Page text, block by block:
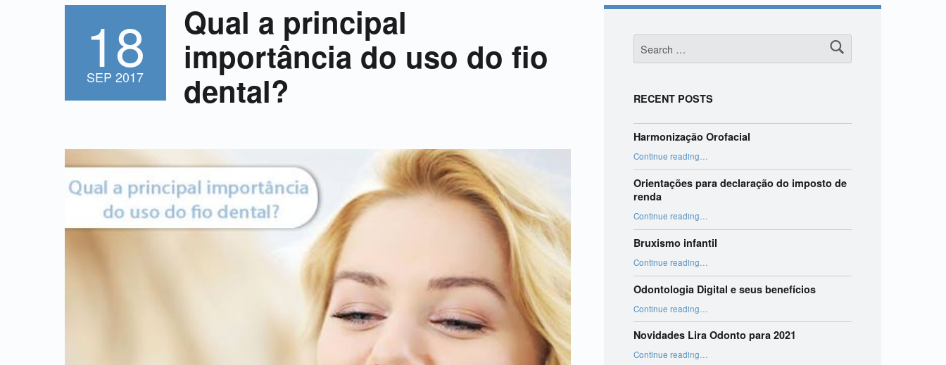
Qual a principal
importância do uso do fio
dental?
18
SEP 2017
Search for:
RECENT POSTS
Harmonização Orofacial
Continue reading …
Orientações para declaração do imposto de
renda
Continue reading“Orientações para declaração do imposto de renda”
…
Bruxismo infantil
Continue reading …
Odontologia Digital e seus benefícios
Continue reading …
Novidades Lira Odonto para 2021
Continue reading“Novidades Lira Odonto para 2021”
…